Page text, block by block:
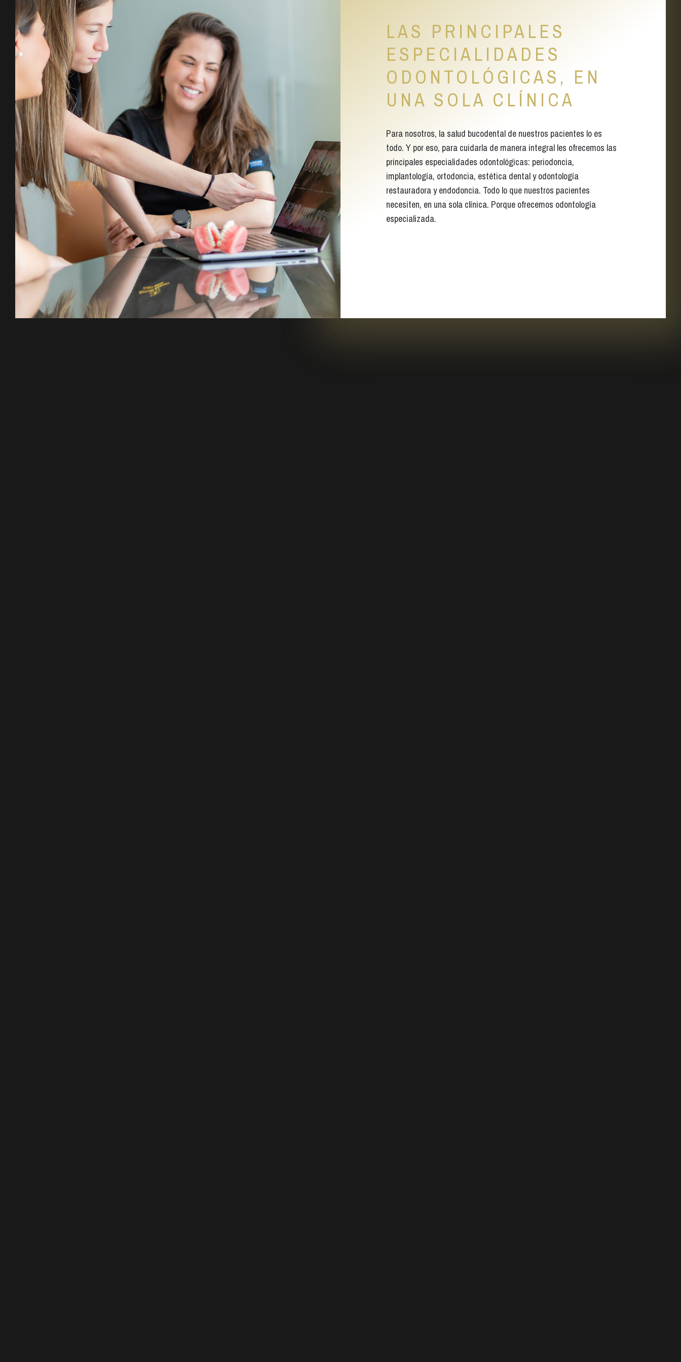
LAS PRINCIPALES
ESPECIALIDADES
ODONTOLÓGICAS, EN
UNA SOLA CLÍNICA
Para nosotros, la salud bucodental de nuestros pacientes lo es
todo. Y por eso, para cuidarla de manera integral les ofrecemos las
principales especialidades odontológicas: periodoncia,
implantología, ortodoncia, estética dental y odontología
restauradora y endodoncia. Todo lo que nuestros pacientes
necesiten, en una sola clínica. Porque ofrecemos odontología
especializada.